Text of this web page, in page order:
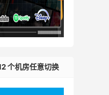
个机房任意切换